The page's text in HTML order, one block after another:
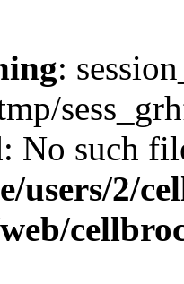
:
No such
users/2/